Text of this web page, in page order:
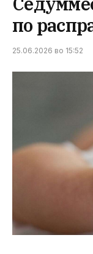
по
25.06.2026 во 15:52